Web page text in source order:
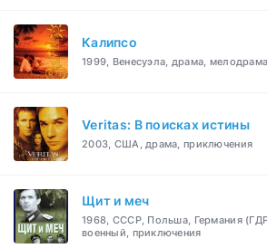
Калипсо
1999, Венесуэла, драма, мелодрама
Veritas: В поисках истины
2003, США, драма, приключения
Щит и меч
1968, СССР, Польша, Германия
военный, приключения